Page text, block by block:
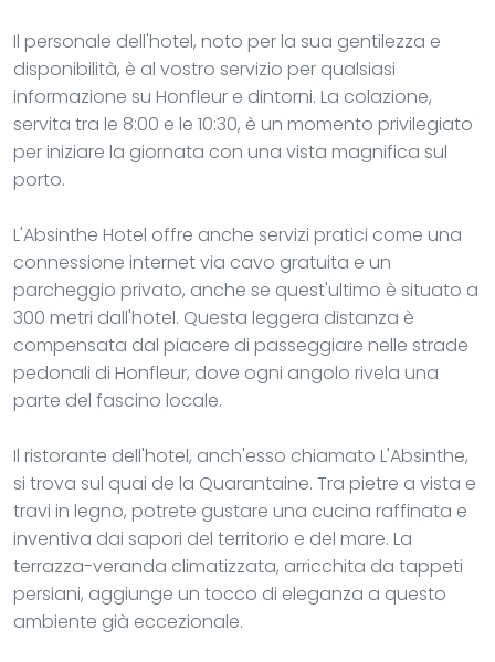
Il personale dell'hotel, noto per la sua gentilezza e
disponibilità, è al vostro servizio per qualsiasi
informazione su Honfleur e dintorni. La colazione,
servita tra le 8:00 e le 10:30, è un momento privilegiato
per iniziare la giornata con una vista magnifica sul
porto.
L'Absinthe Hotel offre anche servizi pratici come una
connessione internet via cavo gratuita e un
parcheggio privato, anche se quest'ultimo è situato a
300 metri dall'hotel. Questa leggera distanza è
compensata dal piacere di passeggiare nelle strade
pedonali di Honfleur, dove ogni angolo rivela una
parte del fascino locale.
Il ristorante dell'hotel, anch'esso chiamato L'Absinthe,
si trova sul quai de la Quarantaine. Tra pietre a vista e
travi in legno, potrete gustare una cucina raffinata e
inventiva dai sapori del territorio e del mare. La
terrazza-veranda climatizzata, arricchita da tappeti
persiani, aggiunge un tocco di eleganza a questo
ambiente già eccezionale.